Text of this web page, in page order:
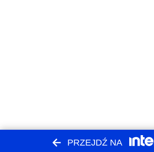
PRZEJDŹ NA